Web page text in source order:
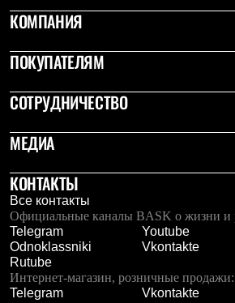
Брюки
Комбинезоны
Термобелье
Снаряжение
Палатки и тенты
Тенты
Рюкзаки
Экспедиционные
Легкоходные
Альпинистские
Городские
Аксессуары для рюкзаков
Спальные мешки
Пуховые
Комбинированные
КОМПАНИЯ
ПОКУПАТЕЛЯМ
СОТРУДНИЧЕСТВО
МЕДИА
КОНТАКТЫ
Все контакты
Официальные каналы BASK о жизни и
Telegram
Youtube
Odnoklassniki
Vkontakte
Rutube
Интернет-магазин, розничные
Telegram
Vkontakte